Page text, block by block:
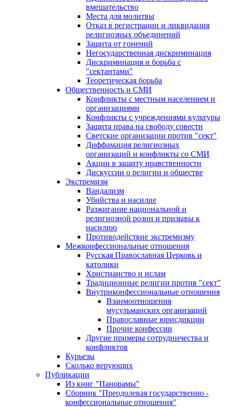
вмешательство
Места для молитвы
Отказ в регистрации и ликвидация
религиозных объединений
Защита от гонений
Негосударственная дискриминация
Дискриминация и борьба с
"сектантами"
Теоретическая борьба
Общественность и СМИ
Конфликты с местным населением и
организациями
Конфликты с учреждениями культуры
Защита права на свободу совести
Светские организации против "сект"
Диффамация религиозных
организаций и конфликты со СМИ
Акции в защиту нравственности
Дискуссии о религии и обществе
Экстремизм
Вандализм
Убийства и насилие
Разжигание национальной и
религиозной розни и призывы к
насилию
Противодействие экстремизму
Межконфессиональные отношения
Русская Православная Церковь и
католики
Христианство и ислам
Традиционные религии против "сект"
Внутриконфессиональные отношения
Взаимоотношения
мусульманских организаций
Православные юрисдикции
Прочие конфессии
Другие примеры сотрудничества и
конфликтов
Курьезы
Сколько верующих
Публикации
Из книг "Панорамы"
Сборник "Преодолевая государственно -
конфессиональные отношения"